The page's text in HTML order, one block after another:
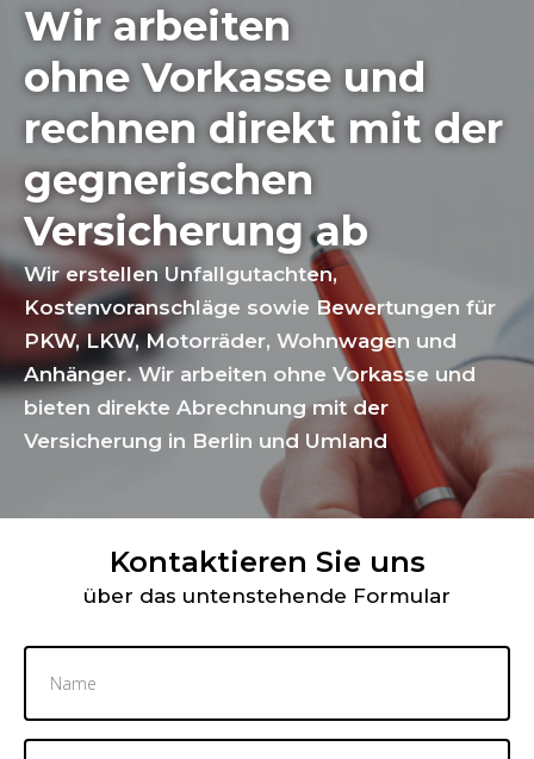
Wir arbeiten
ohne Vorkasse und
rechnen direkt mit der
gegnerischen
Versicherung ab
Wir erstellen Unfallgutachten,
Kostenvoranschläge sowie Bewertungen für
PKW, LKW, Motorräder, Wohnwagen und
Anhänger. Wir arbeiten ohne Vorkasse und
bieten direkte Abrechnung mit der
Versicherung in Berlin und Umland
Kontaktieren Sie uns
über das untenstehende Formular